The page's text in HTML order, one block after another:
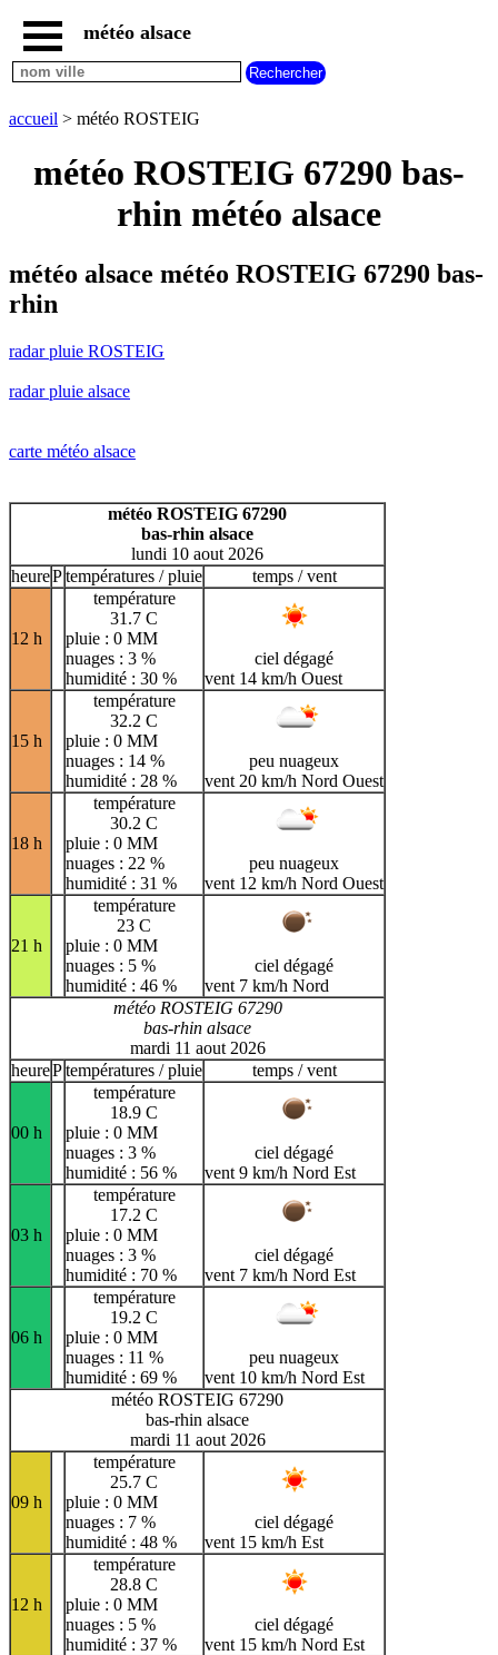
accueil
radar
ROSTEIG
météo
alsace
carte
météo
météo
H
I J K L M
N
T
U
V
W X Y Z
météo alsace
accueil > météo ROSTEIG
météo ROSTEIG 67290 bas-
rhin météo alsace
météo alsace météo ROSTEIG 67290 bas-
rhin
radar pluie ROSTEIG
radar pluie alsace
carte météo alsace
météo ROSTEIG 67290
bas-rhin alsace
lundi 10 aout 2026
heurePtempératures / pluie temps / vent
12 h
température
31.7 C
pluie : 0 MM
nuages : 3 %
humidité : 30 %
ciel dégagé
vent 14 km/h Ouest
15 h
température
32.2 C
pluie : 0 MM
nuages : 14 %
humidité : 28 %
peu nuageux
vent 20 km/h Nord Ouest
18 h
température
30.2 C
pluie : 0 MM
nuages : 22 %
humidité : 31 %
peu nuageux
vent 12 km/h Nord Ouest
21 h
température
23 C
pluie : 0 MM
nuages : 5 %
humidité : 46 %
ciel dégagé
vent 7 km/h Nord
météo ROSTEIG 67290
bas-rhin alsace
mardi 11 aout 2026
heurePtempératures / pluie temps / vent
00 h
température
18.9 C
pluie : 0 MM
nuages : 3 %
humidité : 56 %
ciel dégagé
vent 9 km/h Nord Est
03 h
température
17.2 C
pluie : 0 MM
nuages : 3 %
humidité : 70 %
ciel dégagé
vent 7 km/h Nord Est
06 h
température
19.2 C
pluie : 0 MM
nuages : 11 %
humidité : 69 %
peu nuageux
vent 10 km/h Nord Est
météo ROSTEIG 67290
bas-rhin alsace
mardi 11 aout 2026
09 h
température
25.7 C
pluie : 0 MM
nuages : 7 %
humidité : 48 %
ciel dégagé
vent 15 km/h Est
12 h
température
28.8 C
pluie : 0 MM
nuages : 5 %
humidité : 37 %
ciel dégagé
vent 15 km/h Nord Est